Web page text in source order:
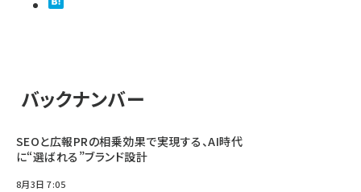
バックナンバー
SEOと広報PRの相乗効果で実現する、AI時代
に“選ばれる”ブランド設計
8月3日 7:05